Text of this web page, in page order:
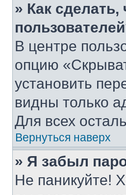
» Как
В центре
опцию
установить
видны только
Для всех
Вернуться наверх
» Я забыл
Не паникуйте!